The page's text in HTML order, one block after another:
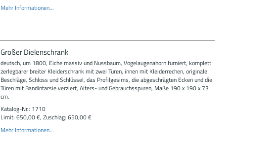
Mehr Informationen...
Großer Dielenschrank
deutsch, um 1800, Eiche massiv und Nussbaum, Vogelaugenahorn furniert, komplett
zerlegbarer breiter Kleiderschrank mit zwei Türen, innen mit Kleiderrechen, originale
Beschläge, Schloss und Schlüssel, das Profilgesims, die abgeschrägten Ecken und die
Türen mit Bandintarsie verziert, Alters- und Gebrauchsspuren, Maße 190 x 190 x 73
cm.
Katalog-Nr.: 1710
Limit: 650,00 €, Zuschlag: 650,00 €
Mehr Informationen...